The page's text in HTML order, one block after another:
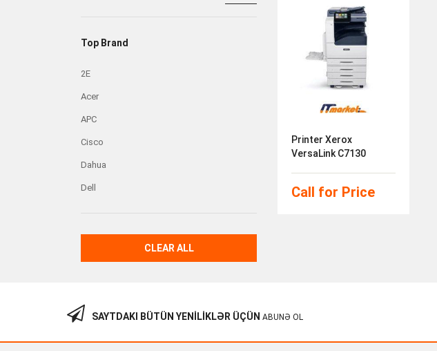
Top Brand
2E
Acer
APC
Cisco
Dahua
Dell
CLEAR ALL
Printer Xerox
VersaLink C7130
Call for Price
SAYTDAKI BÜTÜN YENILIKLƏR ÜÇÜN ABUNƏ OL